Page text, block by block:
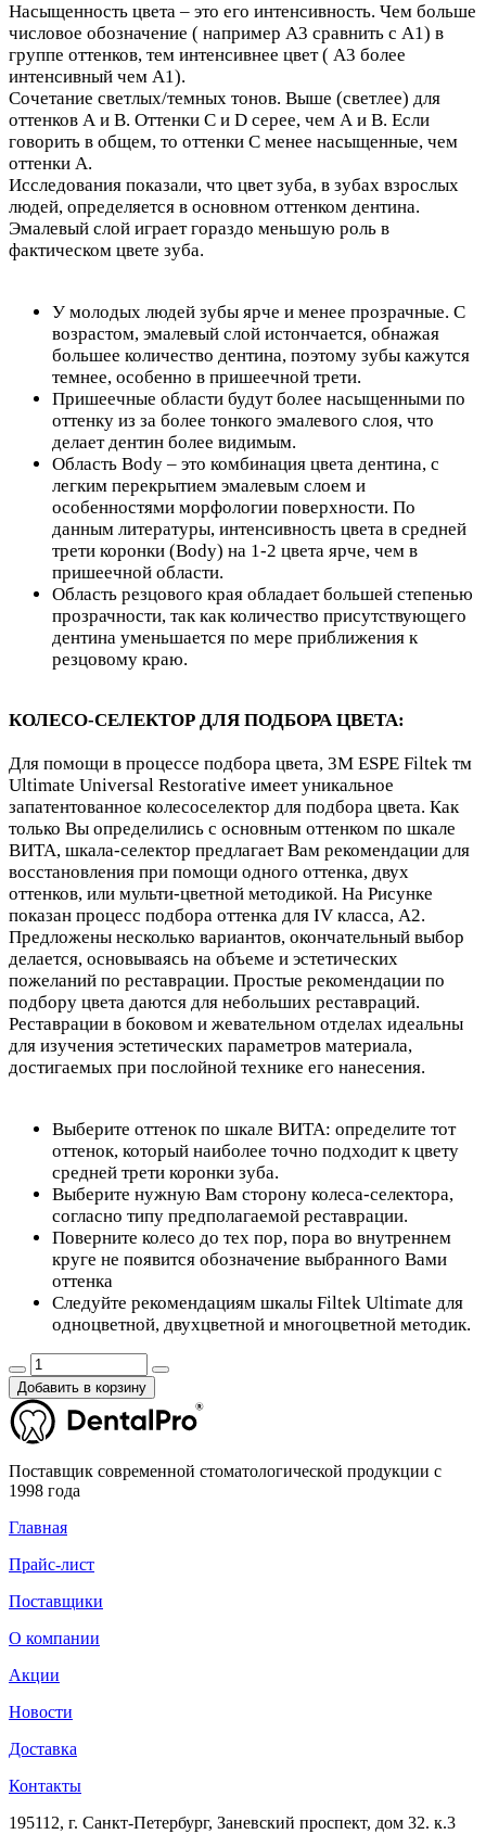
Насыщенность цвета – это его интенсивность. Чем больше
числовое обозначение ( например А3 сравнить с А1) в
группе оттенков, тем интенсивнее цвет ( А3 более
интенсивный чем А1).
Сочетание светлых/темных тонов. Выше (светлее) для
оттенков А и В. Оттенки С и D серее, чем А и В. Если
говорить в общем, то оттенки C менее насыщенные, чем
оттенки А.
Исследования показали, что цвет зуба, в зубах взрослых
людей, определяется в основном оттенком дентина.
Эмалевый слой играет гораздо меньшую роль в
фактическом цвете зуба.
У молодых людей зубы ярче и менее прозрачные. С
возрастом, эмалевый слой истончается, обнажая
большее количество дентина, поэтому зубы кажутся
темнее, особенно в пришеечной трети.
Пришеечные области будут более насыщенными по
оттенку из за более тонкого эмалевого слоя, что
делает дентин более видимым.
Область Body – это комбинация цвета дентина, с
легким перекрытием эмалевым слоем и
особенностями морфологии поверхности. По
данным литературы, интенсивность цвета в средней
трети коронки (Body) на 1-2 цвета ярче, чем в
пришеечной области.
Область резцового края обладает большей степенью
прозрачности, так как количество присутствующего
дентина уменьшается по мере приближения к
резцовому краю.
КОЛЕСО-СЕЛЕКТОР ДЛЯ ПОДБОРА ЦВЕТА:
Для помощи в процессе подбора цвета, 3M ESPE Filtek тм
Ultimate Universal Restorative имеет уникальное
запатентованное колесоселектор для подбора цвета. Как
только Вы определились с основным оттенком по шкале
ВИТА, шкала-селектор предлагает Вам рекомендации для
восстановления при помощи одного оттенка, двух
оттенков, или мульти-цветной методикой. На Рисунке
показан процесс подбора оттенка для IV класса, А2.
Предложены несколько вариантов, окончательный выбор
делается, основываясь на объеме и эстетических
пожеланий по реставрации. Простые рекомендации по
подбору цвета даются для небольших реставраций.
Реставрации в боковом и жевательном отделах идеальны
для изучения эстетических параметров материала,
достигаемых при послойной технике его нанесения.
Выберите оттенок по шкале ВИТА: определите тот
оттенок, который наиболее точно подходит к цвету
средней трети коронки зуба.
Выберите нужную Вам сторону колеса-селектора,
согласно типу предполагаемой реставрации.
Поверните колесо до тех пор, пора во внутреннем
круге не появится обозначение выбранного Вами
оттенка
Следуйте рекомендациям шкалы Filtek Ultimate для
одноцветной, двухцветной и многоцветной методик.
Добавить в корзину
Поставщик современной стоматологической продукции с
1998 года
Главная
Прайс-лист
Поставщики
О компании
Акции
Новости
Доставка
Контакты
195112, г. Санкт-Петербург, Заневский проспект, дом 32. к.3